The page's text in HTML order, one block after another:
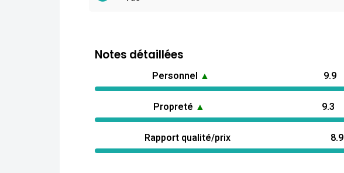
Notes détaillées
Personnel ▲ 9.9
Propreté ▲ 9.3
Rapport qualité/prix 8.9